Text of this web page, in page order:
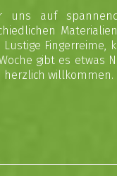
uns auf
gibt es
willkommen.